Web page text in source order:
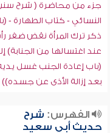
جزء من محاضرة ( شرح
النسائي - كتاب الطهارة -
ذكر ترك المرأة نقض ضفر
عند اغتسالها من الجنابة)
(باب إعادة الجنب غسل
بعد إزالة الأذى عن جسده))
الفهرس: شرح
حديث أبي سعيد